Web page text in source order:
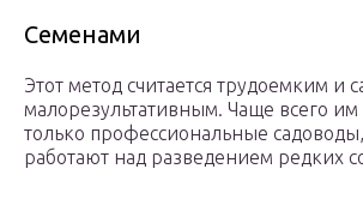
Семенами
Этот метод считается трудоемким и
малорезультативным. Чаще всего им
только профессиональные
работают над разведением редких